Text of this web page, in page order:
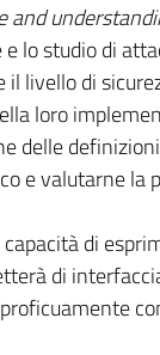
and
lo studio di
livello di
loro
delle
e valutarne la
di
di